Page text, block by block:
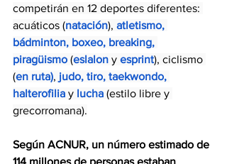
competirán en 12 deportes diferentes:
acuáticos (natación), atletismo,
bádminton, boxeo, breaking,
piragüismo (eslalon y esprint), ciclismo
(en ruta), judo, tiro, taekwondo,
halterofilia y lucha (estilo libre y
grecorromana).
Según ACNUR, un número estimado de
114 millones de personas estaban